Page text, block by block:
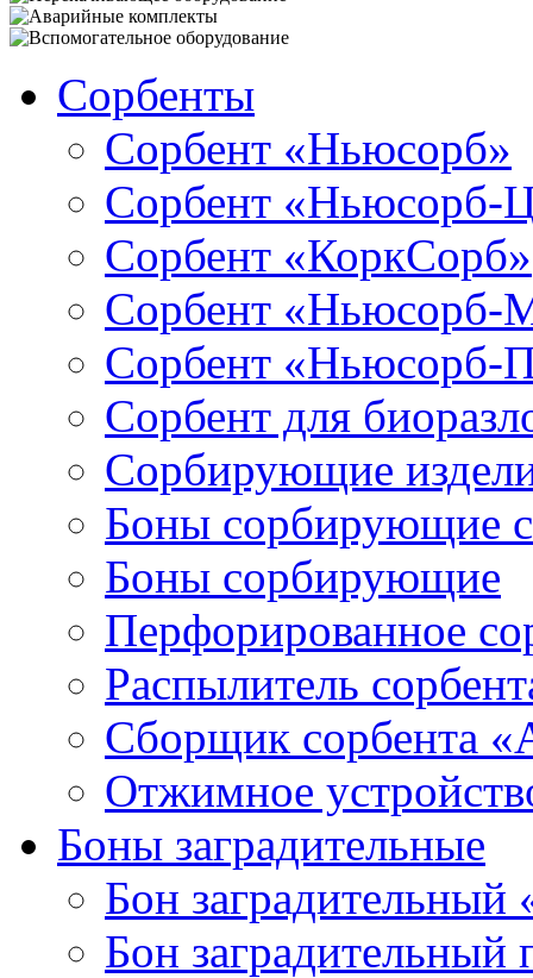
Сорбенты
Сорбент «Ньюсорб»
Сорбент «Ньюсорб-
Сорбент «КоркСорб»
Сорбент «Ньюсорб-
Сорбент «Ньюсорб-
Сорбент для
Сорбирующие
Боны сорбирующие
Боны сорбирующие
Перфорированное
Распылитель
Сборщик сорбента
Отжимное
Боны заградительные
Бон заградительный
Бон